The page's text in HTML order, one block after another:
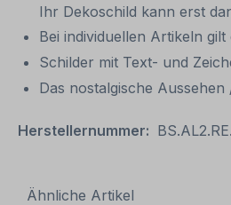
Ihr Dekoschild kann erst
Bei individuellen Artikeln
Schilder mit Text- und
Das nostalgische
Herstellernummer:
Ähnliche Artikel